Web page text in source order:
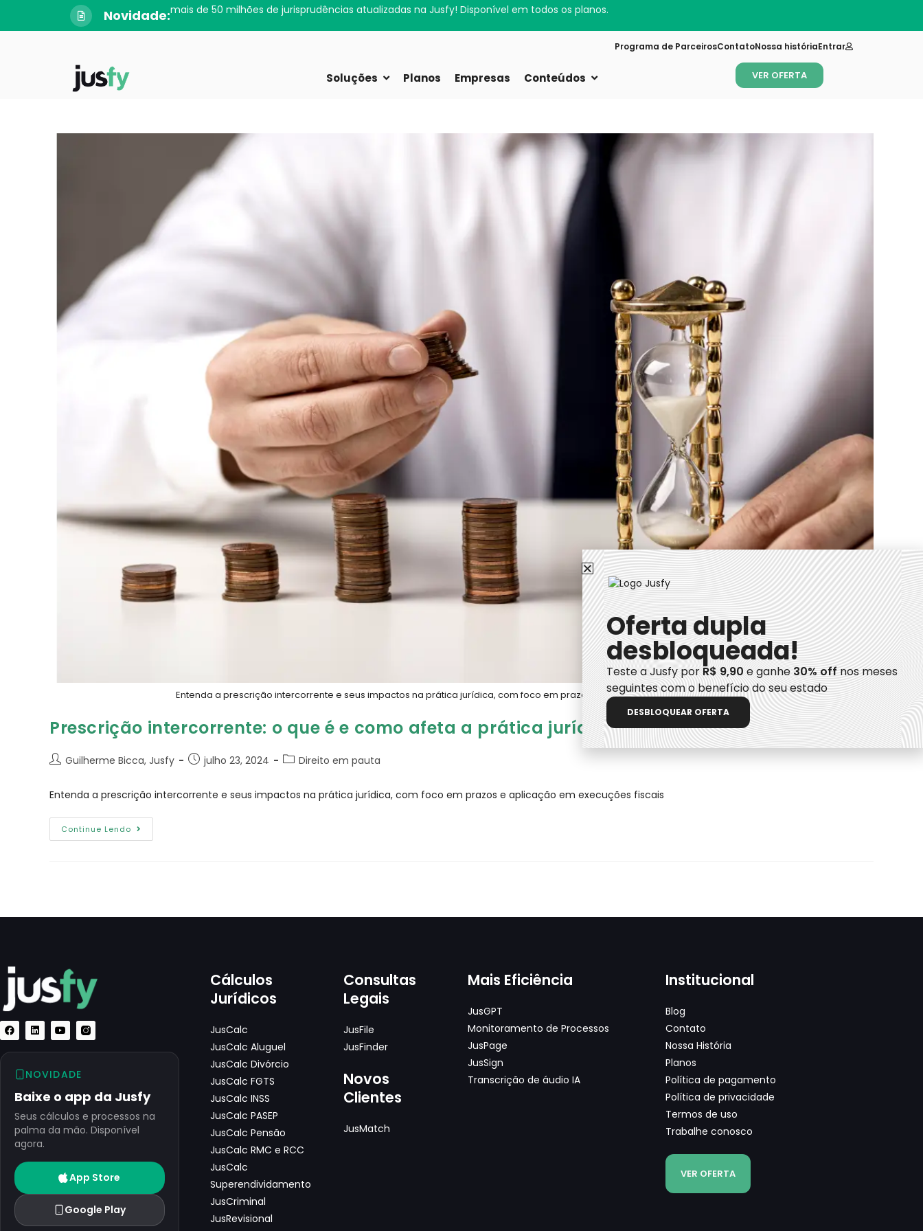
Novidade:mais de 50 milhões de jurisprudências atualizadas na Jusfy! Disponível em todos os planos.
Entrar
Nossa história
Contato
Programa de Parceiros
Soluções Planos Empresas Conteúdos VER OFERTA
Entenda a prescrição intercorrente e seus impactos na prática jurídica, com foco em prazos e aplicação em execuções fiscais
Prescrição intercorrente: o que é e como afeta a prática jurídica
Guilherme Bicca, Jusfy julho 23, 2024 Direito em pauta
Entenda a prescrição intercorrente e seus impactos na prática jurídica, com foco em prazos e aplicação em execuções fiscais
Continue Lendo
NOVIDADE
Baixe o app da Jusfy
Seus cálculos e processos na
palma da mão. Disponível
agora.
App Store
Google Play
Cálculos
Jurídicos
JusCalc
JusCalc Aluguel
JusCalc Divórcio
JusCalc FGTS
JusCalc INSS
JusCalc PASEP
JusCalc Pensão
JusCalc RMC e RCC
JusCalc
Superendividamento
JusCriminal
JusRevisional
Consultas
Legais
JusFile
JusFinder
Novos
Clientes
JusMatch
Mais Eficiência
JusGPT
Monitoramento de Processos
JusPage
JusSign
Transcrição de áudio IA
Institucional
Blog
Contato
Nossa História
Planos
Política de pagamento
Política de privacidade
Termos de uso
Trabalhe conosco
VER OFERTA
Oferta dupla
desbloqueada!
Teste a Jusfy porR$ 9,90e ganhe30% offnos meses
seguintes com o benefício do seu estado
DESBLOQUEAR OFERTA